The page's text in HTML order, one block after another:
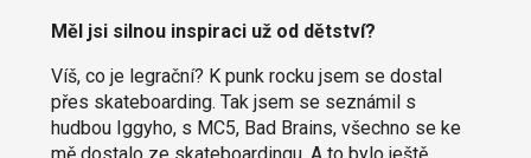
Měl jsi silnou inspiraci už od dětství?
Víš, co je legrační? K punk rocku jsem se dostal
přes skateboarding. Tak jsem se seznámil s
hudbou Iggyho, s MC5, Bad Brains, všechno se ke